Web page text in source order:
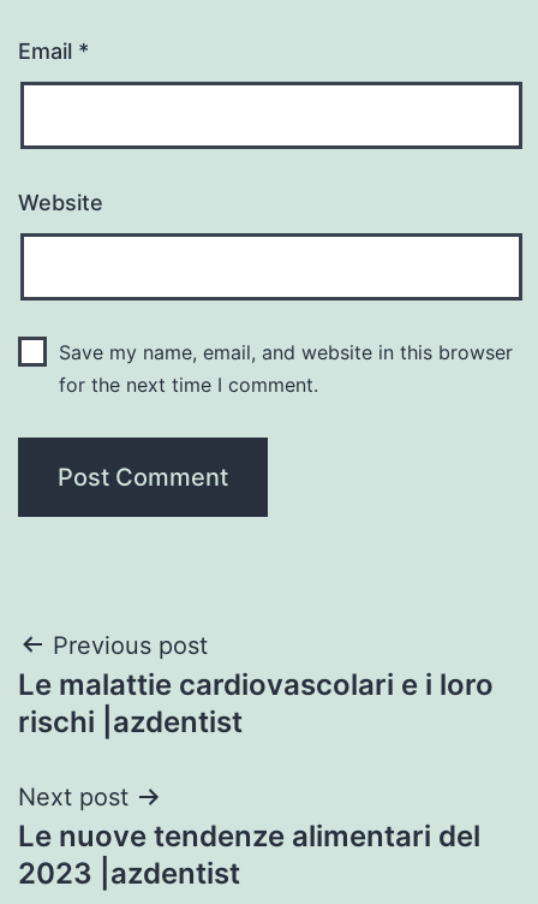
Email *
Website
Save my name, email, and website in this browser
for the next time I comment.
Post
navigation
Previous post
Le malattie cardiovascolari e i loro
rischi |azdentist
Next post
Le nuove tendenze alimentari del
2023 |azdentist